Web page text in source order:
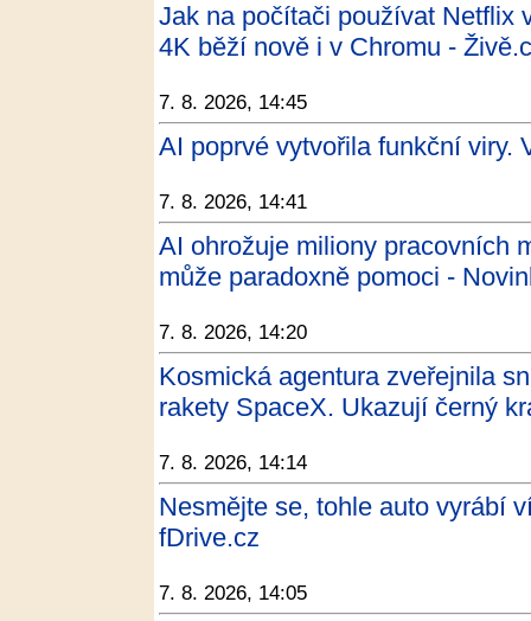
Jak na počítači používat Netflix
4K běží nově i v Chromu -
7. 8. 2026, 14:45
AI poprvé vytvořila funkční viry.
7. 8. 2026, 14:41
AI ohrožuje miliony pracovních
může paradoxně pomoci -
7. 8. 2026, 14:20
Kosmická agentura zveřejnila
rakety SpaceX. Ukazují černý
7. 8. 2026, 14:14
Nesmějte se, tohle auto vyrábí
fDrive.cz
7. 8. 2026, 14:05